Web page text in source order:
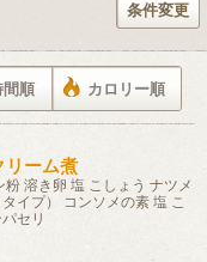
条件変更
間順 カロリー順
リーム煮
溶き卵 塩 こしょう ナツメ
イプ） コンソメの素 塩 こ
セリ